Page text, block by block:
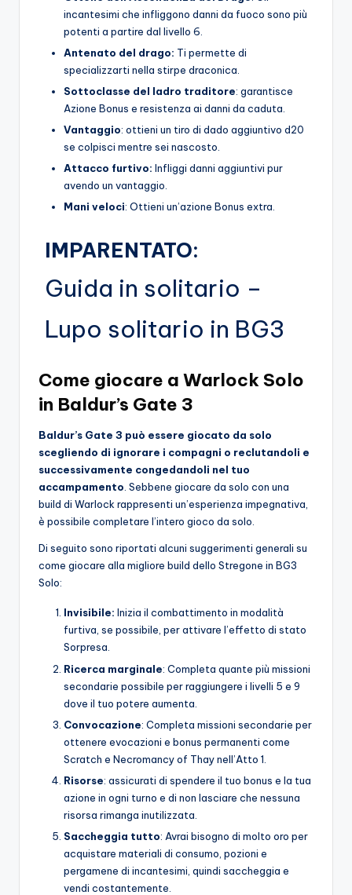
incantesimi che infliggono danni da fuoco sono più
potenti a partire dal livello 6.
Antenato del drago: Ti permette di
specializzarti nella stirpe draconica.
Sottoclasse del ladro traditore: garantisce
Azione Bonus e resistenza ai danni da caduta.
Vantaggio: ottieni un tiro di dado aggiuntivo d20
se colpisci mentre sei nascosto.
Attacco furtivo: Infliggi danni aggiuntivi pur
avendo un vantaggio.
Mani veloci: Ottieni un’azione Bonus extra.
IMPARENTATO:
Guida in solitario –
Lupo solitario in BG3
Come giocare a Warlock Solo
in Baldur’s Gate 3
Baldur’s Gate 3 può essere giocato da solo
scegliendo di ignorare i compagni o reclutandoli e
successivamente congedandoli nel tuo
accampamento. Sebbene giocare da solo con una
build di Warlock rappresenti un’esperienza impegnativa,
è possibile completare l’intero gioco da solo.
Di seguito sono riportati alcuni suggerimenti generali su
come giocare alla migliore build dello Stregone in BG3
Solo:
Invisibile: Inizia il combattimento in modalità
furtiva, se possibile, per attivare l’effetto di stato
Sorpresa.
Ricerca marginale: Completa quante più missioni
secondarie possibile per raggiungere i livelli 5 e 9
dove il tuo potere aumenta.
Convocazione: Completa missioni secondarie per
ottenere evocazioni e bonus permanenti come
Scratch e Necromancy of Thay nell’Atto 1.
Risorse: assicurati di spendere il tuo bonus e la tua
azione in ogni turno e di non lasciare che nessuna
risorsa rimanga inutilizzata.
Saccheggia tutto: Avrai bisogno di molto oro per
acquistare materiali di consumo, pozioni e
pergamene di incantesimi, quindi saccheggia e
vendi costantemente.